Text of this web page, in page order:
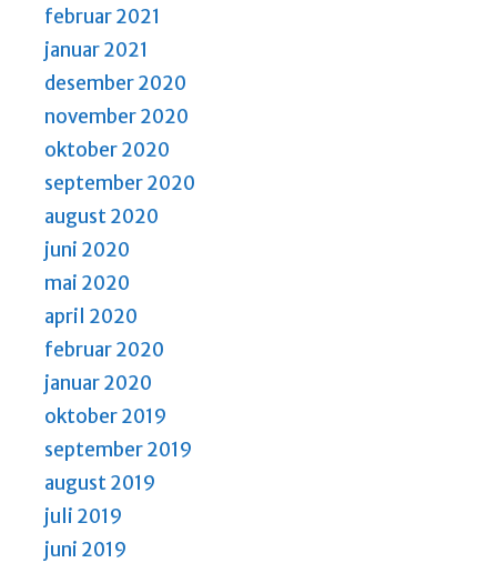
februar 2021
januar 2021
desember 2020
november 2020
oktober 2020
september 2020
august 2020
juni 2020
mai 2020
april 2020
februar 2020
januar 2020
oktober 2019
september 2019
august 2019
juli 2019
juni 2019